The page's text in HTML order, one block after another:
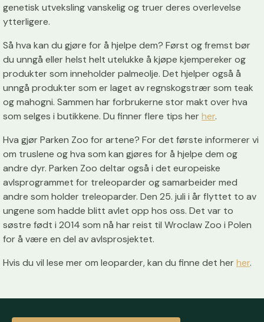
genetisk utveksling vanskelig og truer deres overlevelse
ytterligere.
Så hva kan du gjøre for å hjelpe dem? Først og fremst bør
du unngå eller helst helt utelukke å kjøpe kjempereker og
produkter som inneholder palmeolje. Det hjelper også å
unngå produkter som er laget av regnskogstrær som teak
og mahogni. Sammen har forbrukerne stor makt over hva
som selges i butikkene. Du finner flere tips her her.
Hva gjør Parken Zoo for artene? For det første informerer vi
om truslene og hva som kan gjøres for å hjelpe dem og
andre dyr. Parken Zoo deltar også i det europeiske
avlsprogrammet for treleoparder og samarbeider med
andre som holder treleoparder. Den 25. juli i år flyttet to av
ungene som hadde blitt avlet opp hos oss. Det var to
søstre født i 2014 som nå har reist til Wroclaw Zoo i Polen
for å være en del av avlsprosjektet.
Hvis du vil lese mer om leoparder, kan du finne det her her.